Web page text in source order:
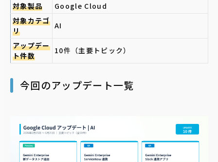
対象製品
Google Cloud
対象カテゴ
リ
AI
アップデー
ト件数
10件（主要トピック）
今回のアップデート一覧